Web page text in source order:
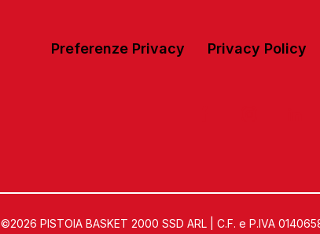
Preferenze Privacy Privacy Policy
©2026 PISTOIA BASKET 2000 SSD ARL | C.F. e P.IVA